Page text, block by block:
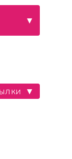
▾
▾